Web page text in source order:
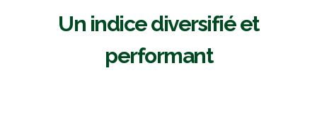
Un indice diversifié et
performant